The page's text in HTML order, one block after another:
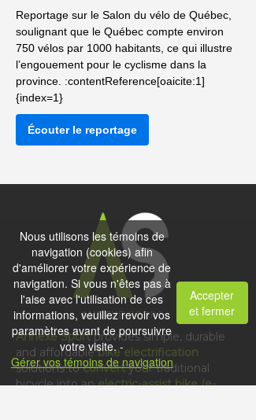
Reportage sur le Salon du vélo de Québec,
soulignant que le Québec compte environ
750 vélos par 1000 habitants, ce qui illustre
l’engouement pour le cyclisme dans la
province. :contentReference[oaicite:1]
{index=1}
Écouter le reportage
Nous utilisons les témoins de
navigation (cookies) afin
d'améliorer votre expérience de
navigation. Si vous n'êtes pas à
l'aise avec l'utilisation de ces
informations, veuillez revoir vos
paramètres avant de poursuivre
votre visite. -
Gérer vos témoins de navigation
Accepter
et fermer
Annexe Sportprovides simple, durable
and affordablebike electrification
solutions toconvertyour traditional
bicycle into anelectric-assist bike (e-